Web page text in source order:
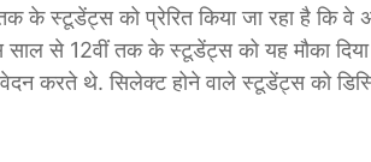
तक के स्टूडेंट्स को प्रेरित किया जा रहा है कि
साल से 12वीं तक के स्टूडेंट्स को यह मौका
करते थे. सिलेक्ट होने वाले स्टूडेंट्स को